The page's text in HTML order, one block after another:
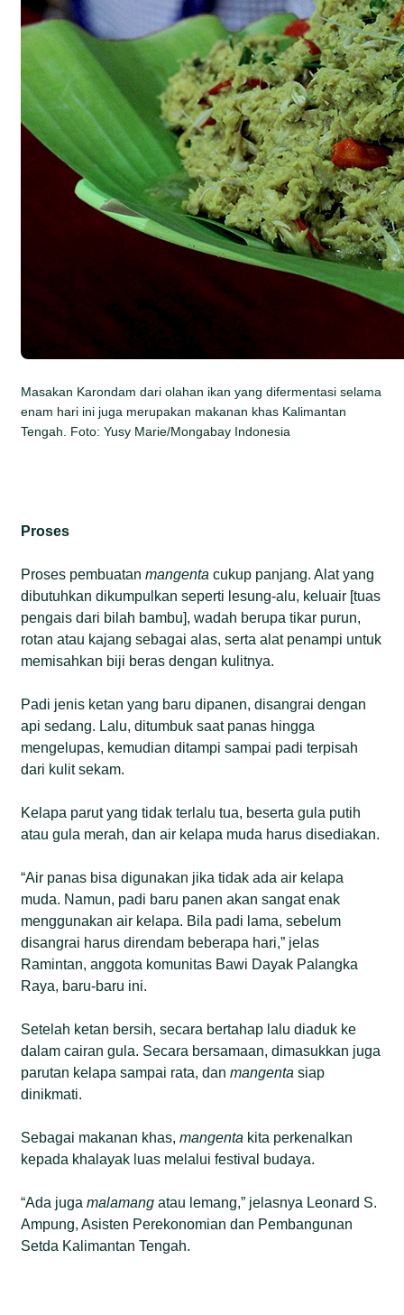
Masakan Karondam dari olahan ikan yang difermentasi selama
enam hari ini juga merupakan makanan khas Kalimantan
Tengah. Foto: Yusy Marie/Mongabay Indonesia
Proses
Proses pembuatanmangenta cukup panjang. Alat yang
dibutuhkan dikumpulkan seperti lesung-alu, keluair [tuas
pengais dari bilah bambu], wadah berupa tikar purun,
rotan atau kajang sebagai alas, serta alat penampi untuk
memisahkan biji beras dengan kulitnya.
Padi jenis ketan yang baru dipanen, disangrai dengan
api sedang. Lalu, ditumbuk saat panas hingga
mengelupas, kemudian ditampi sampai padi terpisah
dari kulit sekam.
Kelapa parut yang tidak terlalu tua, beserta gula putih
atau gula merah, dan air kelapa muda harus disediakan.
“Air panas bisa digunakan jika tidak ada air kelapa
muda. Namun, padi baru panen akan sangat enak
menggunakan air kelapa. Bila padi lama, sebelum
disangrai harus direndam beberapa hari,” jelas
Ramintan, anggota komunitas Bawi Dayak Palangka
Raya, baru-baru ini.
Setelah ketan bersih, secara bertahap lalu diaduk ke
dalam cairan gula. Secara bersamaan, dimasukkan juga
parutan kelapa sampai rata, danmangenta siap
dinikmati.
Sebagai makanan khas,mangenta kita perkenalkan
kepada khalayak luas melalui festival budaya.
“Ada jugamalamangatau lemang,” jelasnya Leonard S.
Ampung, Asisten Perekonomian dan Pembangunan
Setda Kalimantan Tengah.